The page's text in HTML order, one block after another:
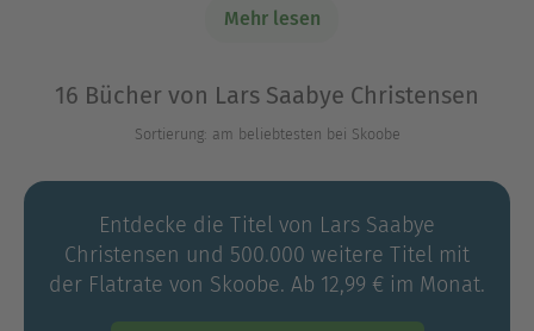
unter anderem mit dem Nordischen
Kritikerpreis, dem Preis des Norwegischen
Buchhandels sowie dem Preis des Norwegischen
Verlegerverbandes.
Mehr lesen
16 Bücher von Lars Saabye Christensen
Sortierung: am beliebtesten bei Skoobe
Entdecke die Titel von Lars Saabye
Christensen und 500.000 weitere Titel mit
der Flatrate von Skoobe. Ab 12,99 € im Monat.